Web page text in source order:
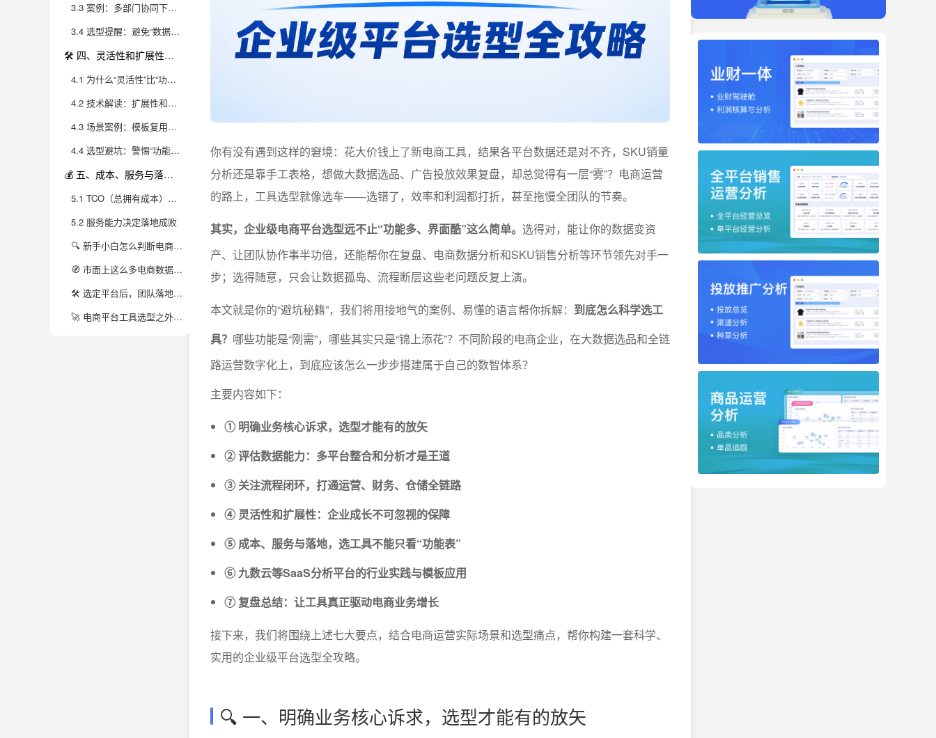
3.3 案例：多部门协同下的数据驱动增长
3.4 选型提醒：避免“数据孤岛再造”
🛠 四、灵活性和扩展性：企业成长不可忽视的保障
4.1 为什么“灵活性”比“功能多”更重要？
4.2 技术解读：扩展性和个性化的关键指标
4.3 场景案例：模板复用与个性定制的价值
4.4 选型避坑：警惕“功能定死”工具
💰 五、成本、服务与落地，选工具不能只看“功能表”
5.1 TCO（总拥有成本）思维选平台
5.2 服务能力决定落地成败
🔍 新手小白怎么判断电商运营到底需不需要用企业级平台？
🧭 市面上这么多电商数据分析工具，怎么选才靠谱？有踩过坑的吗？
🛠️ 选定平台后，团队落地实施最大阻力会碰到啥？怎么破？
🚀 电商平台工具选型之外，还需要关注哪些趋势或能力提升？
你有没有遇到这样的窘境：花大价钱上了新电商工具，结果各平台数据还是对不齐，SKU销量
分析还是靠手工表格，想做大数据选品、广告投放效果复盘，却总觉得有一层“雾”？电商运营
的路上，工具选型就像选车——选错了，效率和利润都打折，甚至拖慢全团队的节奏。
其实，企业级电商平台选型远不止“功能多、界面酷”这么简单。 选得对，能让你的数据变资
产、让团队协作事半功倍，还能帮你在复盘、电商数据分析和SKU销售分析等环节领先对手一
步；选得随意，只会让数据孤岛、流程断层这些老问题反复上演。
本文就是你的“避坑秘籍”，我们将用接地气的案例、易懂的语言帮你拆解： 到底怎么科学选工
具？ 哪些功能是“刚需”，哪些其实只是“锦上添花”？不同阶段的电商企业，在大数据选品和全链
路运营数字化上，到底应该怎么一步步搭建属于自己的数智体系？
主要内容如下：
① 明确业务核心诉求，选型才能有的放矢
② 评估数据能力：多平台整合和分析才是王道
③ 关注流程闭环，打通运营、财务、仓储全链路
④ 灵活性和扩展性：企业成长不可忽视的保障
⑤ 成本、服务与落地，选工具不能只看“功能表”
⑥ 九数云等SaaS分析平台的行业实践与模板应用
⑦ 复盘总结：让工具真正驱动电商业务增长
接下来，我们将围绕上述七大要点，结合电商运营实际场景和选型痛点，帮你构建一套科学、
实用的企业级平台选型全攻略。
🔍 一、明确业务核心诉求，选型才能有的放矢